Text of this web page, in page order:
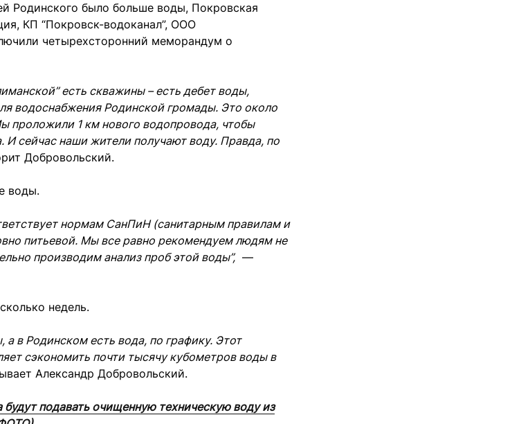
Родинского было больше воды, Покровская
КП “Покровск-водоканал”, ООО
четырехсторонний меморандум о
есть скважины – есть дебет воды,
водоснабжения Родинской громады. Это около
проложили 1 км нового водопровода, чтобы
И сейчас наши жители получают воду. Правда, по
Добровольский.
воды.
нормам СанПиН (санитарным правилам и
питьевой. Мы все равно рекомендуем людям не
производим анализ проб этой воды”, —
недель.
а в Родинском есть вода, по графику. Этот
сэкономить почти тысячу кубометров воды в
Александр Добровольский.
подавать очищенную техническую воду из